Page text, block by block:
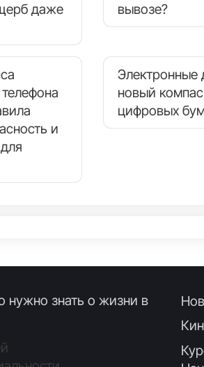
даже
вывозе?
и
Электронные
новый
цифровых
нужно знать о жизни в